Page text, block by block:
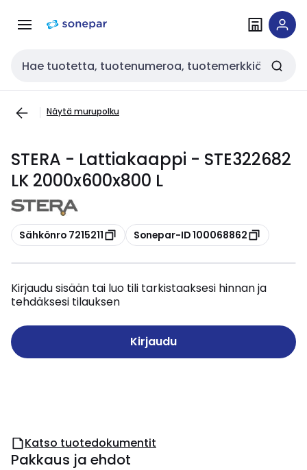
navigointiinsisältöön
Haku
Näytä murupolku
STERA - Lattiakaappi - STE322682
LK 2000x600x800 L
Kopioi
Sähkönro 7215211 Kopioi
Sonepar-ID 100068862
Kirjaudu sisään tai luo tili tarkistaaksesi hinnan ja
tehdäksesi tilauksen
Kirjaudu
Katso tuotedokumentit
Pakkaus ja ehdot